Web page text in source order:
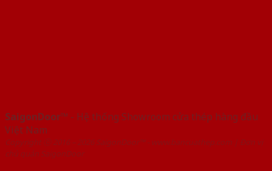
SaigonDoor™ - Hệ thống Showroom cửa thép hàng đầu
Việt Nam
Copyright ⓒ 2016 – 2026 SaigonDoor™ - www.bancuathep.com | Đơn vị
chủ quản SaigonDoor